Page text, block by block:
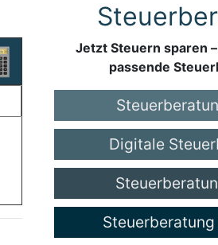
Jetzt Steuern sparen
passende
Digitale